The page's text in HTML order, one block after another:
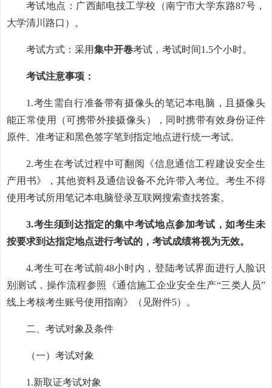
考试地点：广西邮电技工学校（南宁市大学东路87号，
大学清川路口）。
考试方式：采用集中开卷考试，考试时间1.5个小时。
考试注意事项：
1.考生需自行准备带有摄像头的笔记本电脑，且摄像头
能正常使用（可携带外接摄像头），同时携带有效身份证件
原件、准考证和黑色签字笔到指定地点进行统一考试。
2.考生在考试过程中可翻阅《信息通信工程建设安全生
产用书》，其他资料及通信设备不允许带入考位。考生不得
使用考试所用笔记本电脑登录互联网搜索查找答案。
3.考生须到达指定的集中考试地点参加考试，如考生未
按要求到达指定地点进行考试的，考试成绩将视为无效。
4.考生可在考试前48小时内，登陆考试界面进行人脸识
别测试，操作流程参照《通信施工企业安全生产“三类人员”
线上考核考生账号使用指南》（见附件5）。
二、考试对象及条件
（一）考试对象
1.新取证考试对象